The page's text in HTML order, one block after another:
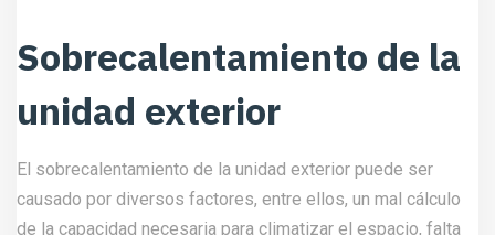
Sobrecalentamiento de la
unidad exterior
El sobrecalentamiento de la unidad exterior puede ser
causado por diversos factores, entre ellos, un mal cálculo
de la capacidad necesaria para climatizar el espacio, falta